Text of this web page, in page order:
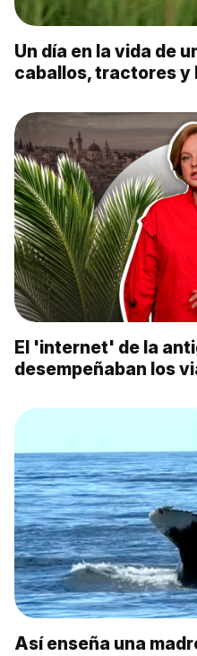
Un día en la vida de
caballos, tractores y
El 'internet' de la
desempeñaban los
Así enseña una